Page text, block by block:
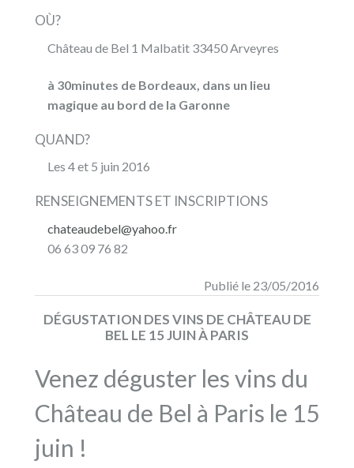
OÙ?
Château de Bel 1 Malbatit 33450 Arveyres
à 30minutes de Bordeaux, dans un lieu
magique au bord de la Garonne
QUAND?
Les 4 et 5 juin 2016
RENSEIGNEMENTS ET INSCRIPTIONS
chateaudebel@yahoo.fr
06 63 09 76 82
Publié le 23/05/2016
DÉGUSTATION DES VINS DE CHÂTEAU DE
BEL LE 15 JUIN À PARIS
Venez déguster les vins du
Château de Bel à Paris le 15
juin !